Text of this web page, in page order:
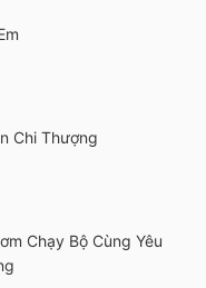
Chi Thượng
Chạy Bộ Cùng Yêu